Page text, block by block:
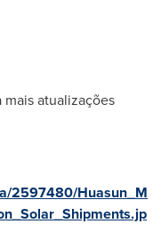
mais atualizações
2597480/Huasun_M